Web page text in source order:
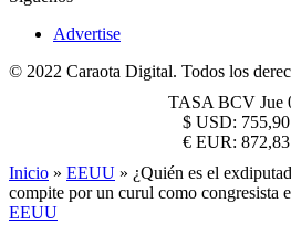
Advertise
© 2022 Caraota Digital. Todos los
TASA BCV Jue
$ USD:
€ EUR:
Inicio » EEUU » ¿Quién es el
compite por un curul como congresista
EEUU